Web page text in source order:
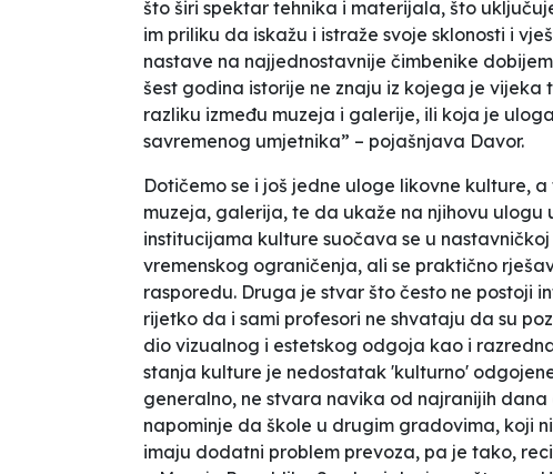
što širi spektar tehnika i materijala, što
im priliku da iskažu i istraže svoje sklonosti i
nastave na najjednostavnije čimbenike
šest godina istorije ne znaju iz kojega je
razliku između muzeja i galerije, ili koja je
savremenog umjetnika” – pojašnjava Davor.
Dotičemo se i još jedne uloge likovne kulture,
muzeja, galerija, te da ukaže na njihovu
institucijama kulture suočava se u
vremenskog ograničenja, ali se praktično
rasporedu. Druga je stvar što često ne postoji
rijetko da i sami profesori ne shvataju da su
dio vizualnog i estetskog odgoja kao i
stanja kulture je nedostatak 'kulturno'
generalno, ne stvara navika od najranijih
napominje da škole u drugim gradovima, koji
imaju dodatni problem prevoza, pa je tako,